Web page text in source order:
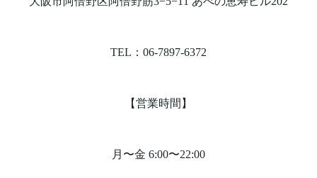
TEL：06-7897-6372
【営業時間】
月〜金 6:00〜22:00